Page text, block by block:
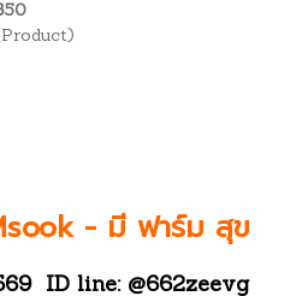
50
- มี ฟาร์ม สุข
ID line: @662zeevg